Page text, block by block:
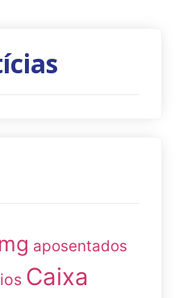
aposentados
Caixa